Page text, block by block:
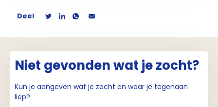
Deel
Niet gevonden wat je zocht?
Kun je aangeven wat je zocht en waar je tegenaan
liep?